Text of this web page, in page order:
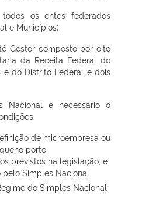
os entes federados
e Municípios).
Gestor composto por oito
da Receita Federal do
e do Distrito Federal e dois
Nacional é necessário o
de microempresa ou
porte;
previstos na legislação; e
Simples Nacional.
do Simples Nacional: